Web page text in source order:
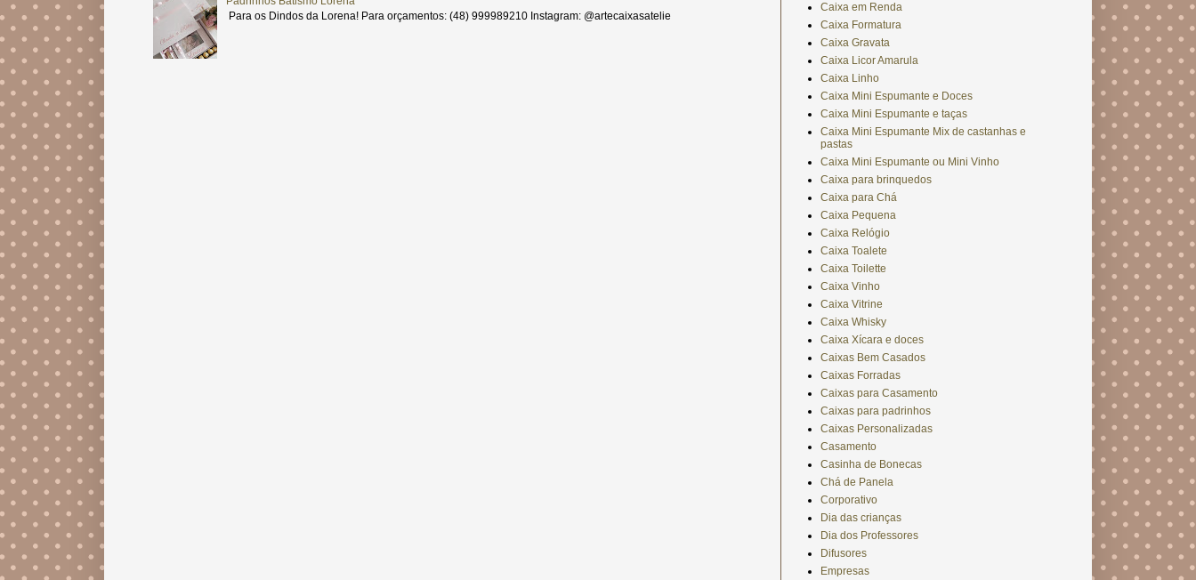
Para os Dindos da Lorena! Para orçamentos: (48) 999989210 Instagram: @artecaixasatelie
Caixa em Renda
Caixa Formatura
Caixa Gravata
Caixa Licor Amarula
Caixa Linho
Caixa Mini Espumante e Doces
Caixa Mini Espumante e taças
Caixa Mini Espumante Mix de castanhas e
pastas
Caixa Mini Espumante ou Mini Vinho
Caixa para brinquedos
Caixa para Chá
Caixa Pequena
Caixa Relógio
Caixa Toalete
Caixa Toilette
Caixa Vinho
Caixa Vitrine
Caixa Whisky
Caixa Xícara e doces
Caixas Bem Casados
Caixas Forradas
Caixas para Casamento
Caixas para padrinhos
Caixas Personalizadas
Casamento
Casinha de Bonecas
Chá de Panela
Corporativo
Dia das crianças
Dia dos Professores
Difusores
Empresas